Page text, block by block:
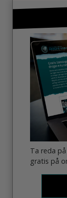
Ta reda
gratis på